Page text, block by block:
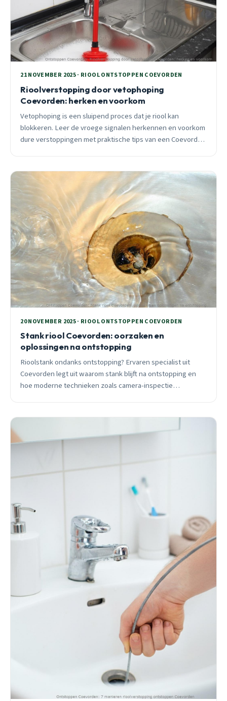
21 NOVEMBER 2025 · RIOOL ONTSTOPPEN COEVORDEN
Rioolverstopping door vetophoping
Coevorden: herken en voorkom
Vetophoping is een sluipend proces dat je riool kan
blokkeren. Leer de vroege signalen herkennen en voorkom
dure verstoppingen met praktische tips van een Coevorden
20 NOVEMBER 2025 · RIOOL ONTSTOPPEN COEVORDEN
Stank riool Coevorden: oorzaken en
oplossingen na ontstopping
Rioolstank ondanks ontstopping? Ervaren specialist uit
Coevorden legt uit waarom stank blijft na ontstopping en
hoe moderne technieken zoals camera-inspectie